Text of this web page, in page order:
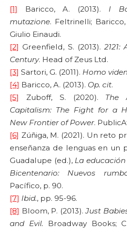
[1]
Baricco, A. (2013). I
mutazione. Feltrinelli; Baricco,
Giulio Einaudi.
[2] Greenfield, S. (2013).
Century. Head of Zeus Ltd.
[3] Sartori, G. (2011). Homo
[4] Baricco, A. (2013). Op. cit.
[5]
Zuboff, S. (2020). The
Capitalism: The Fight for a
New Frontier of Power.
[6] Zúñiga, M. (2021). Un reto
enseñanza de lenguas en un
Guadalupe (ed.), La
Bicentenario: Nuevos
Pacífico, p. 90.
[7] Ibid., pp. 95-96.
[8] Bloom, P. (2013).Just
and Evil. Broadway Books;